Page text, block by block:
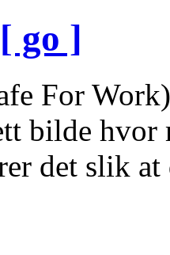
[ go ]
For
bilde
det slik